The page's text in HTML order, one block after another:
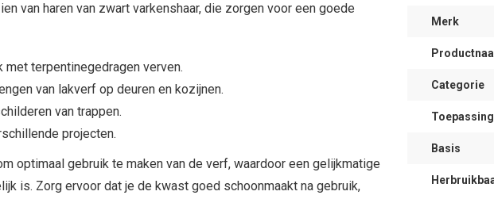
van haren van zwart varkenshaar, die zorgen voor een goede
met terpentinegedragen verven.
van lakverf op deuren en kozijnen.
van trappen.
projecten.
optimaal gebruik te maken van de verf, waardoor een gelijkmatige
is. Zorg ervoor dat je de kwast goed schoonmaakt na gebruik,
Merk
Categorie
Toepassing
Basis